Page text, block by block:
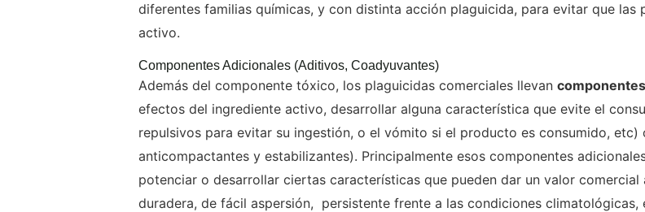
diferentes familias químicas, y con distinta acción plaguicida, para evitar que las
activo.
Componentes Adicionales (aditivos, Coadyuvantes)
Además del componente tóxico, los plaguicidas comerciales llevan
efectos del ingrediente activo, desarrollar alguna característica que evite el
repulsivos para evitar su ingestión, o el vómito si el producto es consumido,
anticompactantes y estabilizantes). Principalmente esos componentes
potenciar o desarrollar ciertas características que pueden dar un valor
duradera, de fácil aspersión, persistente frente a las condiciones climatológicas,